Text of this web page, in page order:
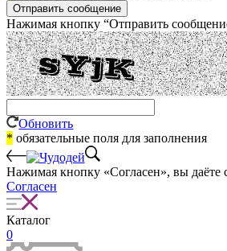
Отправить сообщение
Нажимая кнопку “Отправить
Обновить
* обязательные поля для заполнения
Нажимая кнопку «Согласен», вы даёте
Согласен
Каталог
0